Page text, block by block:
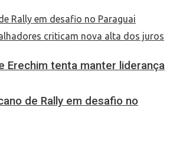
Erechim tenta manter liderança
de Rally em desafio no